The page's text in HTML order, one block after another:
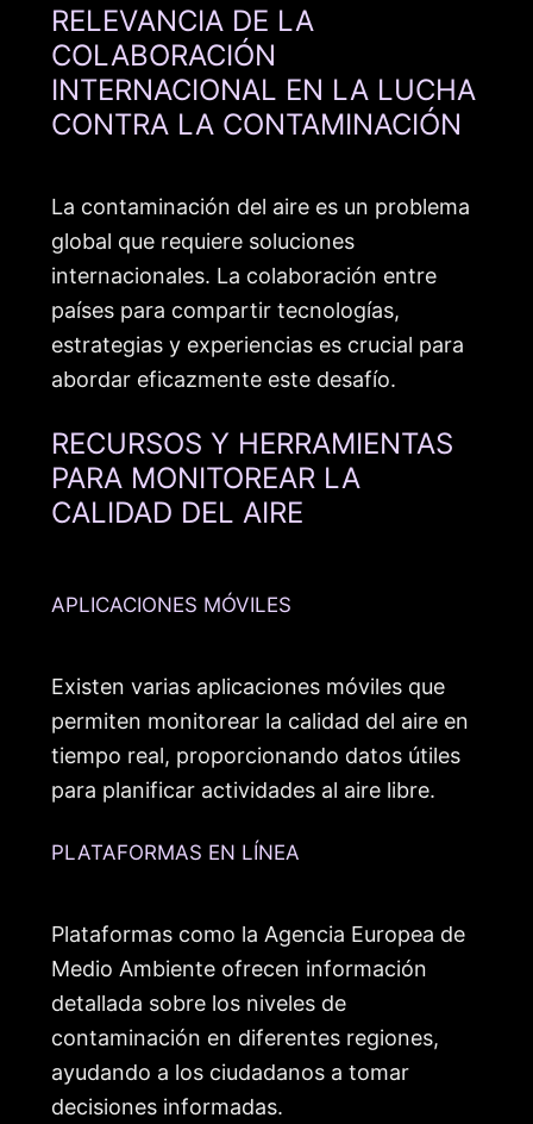
RELEVANCIA DE LA
COLABORACIÓN
INTERNACIONAL EN LA LUCHA
CONTRA LA CONTAMINACIÓN
La contaminación del aire es un problema
global que requiere soluciones
internacionales. La colaboración entre
países para compartir tecnologías,
estrategias y experiencias es crucial para
abordar eficazmente este desafío.
RECURSOS Y HERRAMIENTAS
PARA MONITOREAR LA
CALIDAD DEL AIRE
APLICACIONES MÓVILES
Existen varias aplicaciones móviles que
permiten monitorear la calidad del aire en
tiempo real, proporcionando datos útiles
para planificar actividades al aire libre.
PLATAFORMAS EN LÍNEA
Plataformas como la Agencia Europea de
Medio Ambiente ofrecen información
detallada sobre los niveles de
contaminación en diferentes regiones,
ayudando a los ciudadanos a tomar
decisiones informadas.